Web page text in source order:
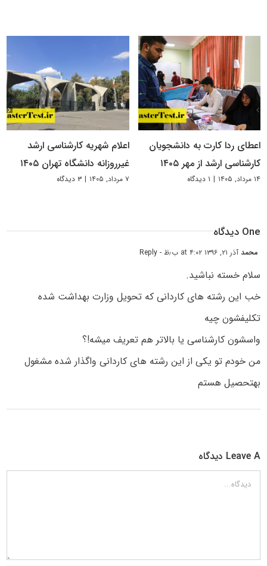
اعطای ردا کارت به دانشجویان
کارشناسی ارشد از مهر ۱۴۰۵
۱۴ مرداد, ۱۴۰۵ | ۱ دیدگاه
اعلام شهریه کارشناسی ارشد
غیرروزانه دانشگاه تهران ۱۴۰۵
۷ مرداد, ۱۴۰۵ | ۳ دیدگاه
One دیدگاه
محمدآذر ۲۱, ۱۳۹۶ at ۴:۰۲ ب٫ظ - Reply
سلام خسته نباشید.
خب این رشته های کاردانی که تحویل وزارت بهداشت شده
تکلیفشون چیه
واسشون کارشناسی یا بالاتر هم تعریف میشه!؟
من خودم تو یکی از این رشته های کاردانی واگذار شده مشغول
بهتحصیل هستم
Leave A دیدگاه
دیدگاه